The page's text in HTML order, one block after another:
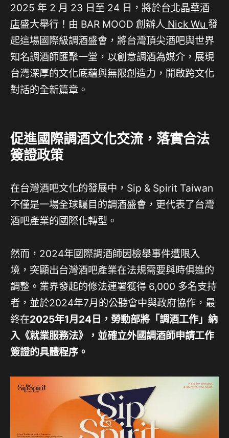
2025 年 2 月 23 日至 24 日，將於台北晶華酒
店盛大舉行！由 BAR MOOD 創辦人 Nick Wu 發
起這場國際級調酒盛會，將台灣頂尖酒吧與世界
知名調酒師匯聚一堂，以創意調酒為媒介，展現
台灣深厚的文化底蘊與無限創造力，開啟跨文化
對話的全新篇章。
促進國際調酒文化交流，落實合法
簽證政策
在台灣酒吧文化的發展中，Sip & Spirit Taiwan
不僅是一場全球矚目的調酒盛會，更代表了台灣
酒吧產業的國際化轉型。
然而，2024年國際調酒師因檢舉事件遭限入
境，突顯出台灣酒吧產業在法規需要與時俱進的
調整。業界發起的修法連署獲得 6,000 多名支持
者，並於2024年7月的公聽會中與政府協作，最
終在2025年1月24日，勞動部將「調酒工作」納
入《就業服務法》，並確立外國調酒師申請工作
簽證的具體程序。